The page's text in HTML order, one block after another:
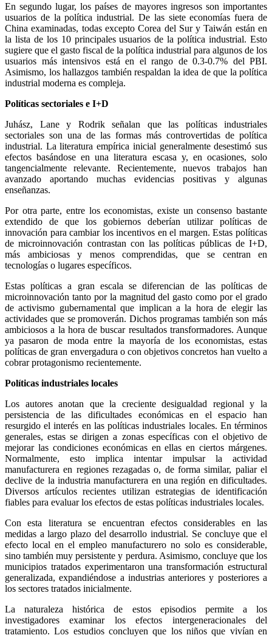
En segundo lugar, los países de mayores ingresos son importantes
usuarios de la política industrial. De las siete economías fuera de
China examinadas, todas excepto Corea del Sur y Taiwán están en
la lista de los 10 principales usuarios de la política industrial. Esto
sugiere que el gasto fiscal de la política industrial para algunos de los
usuarios más intensivos está en el rango de 0.3-0.7% del PBI.
Asimismo, los hallazgos también respaldan la idea de que la política
industrial moderna es compleja.
Políticas sectoriales e I+D
Juhász, Lane y Rodrik señalan que las políticas industriales
sectoriales son una de las formas más controvertidas de política
industrial. La literatura empírica inicial generalmente desestimó sus
efectos basándose en una literatura escasa y, en ocasiones, solo
tangencialmente relevante. Recientemente, nuevos trabajos han
avanzado aportando muchas evidencias positivas y algunas
enseñanzas.
Por otra parte, entre los economistas, existe un consenso bastante
extendido de que los gobiernos deberían utilizar políticas de
innovación para cambiar los incentivos en el margen. Estas políticas
de microinnovación contrastan con las políticas públicas de I+D,
más ambiciosas y menos comprendidas, que se centran en
tecnologías o lugares específicos.
Estas políticas a gran escala se diferencian de las políticas de
microinnovación tanto por la magnitud del gasto como por el grado
de activismo gubernamental que implican a la hora de elegir las
actividades que se promoverán. Dichos programas también son más
ambiciosos a la hora de buscar resultados transformadores. Aunque
ya pasaron de moda entre la mayoría de los economistas, estas
políticas de gran envergadura o con objetivos concretos han vuelto a
cobrar protagonismo recientemente.
Políticas industriales locales
Los autores anotan que la creciente desigualdad regional y la
persistencia de las dificultades económicas en el espacio han
resurgido el interés en las políticas industriales locales. En términos
generales, estas se dirigen a zonas específicas con el objetivo de
mejorar las condiciones económicas en ellas en ciertos márgenes.
Normalmente, esto implica intentar impulsar la actividad
manufacturera en regiones rezagadas o, de forma similar, paliar el
declive de la industria manufacturera en una región en dificultades.
Diversos artículos recientes utilizan estrategias de identificación
fiables para evaluar los efectos de estas políticas industriales locales.
Con esta literatura se encuentran efectos considerables en las
medidas a largo plazo del desarrollo industrial. Se concluye que el
efecto local en el empleo manufacturero no solo es considerable,
sino también muy persistente y perdura. Asimismo, concluye que los
municipios tratados experimentaron una transformación estructural
generalizada, expandiéndose a industrias anteriores y posteriores a
los sectores tratados inicialmente.
La naturaleza histórica de estos episodios permite a los
investigadores examinar los efectos intergeneracionales del
tratamiento. Los estudios concluyen que los niños que vivían en